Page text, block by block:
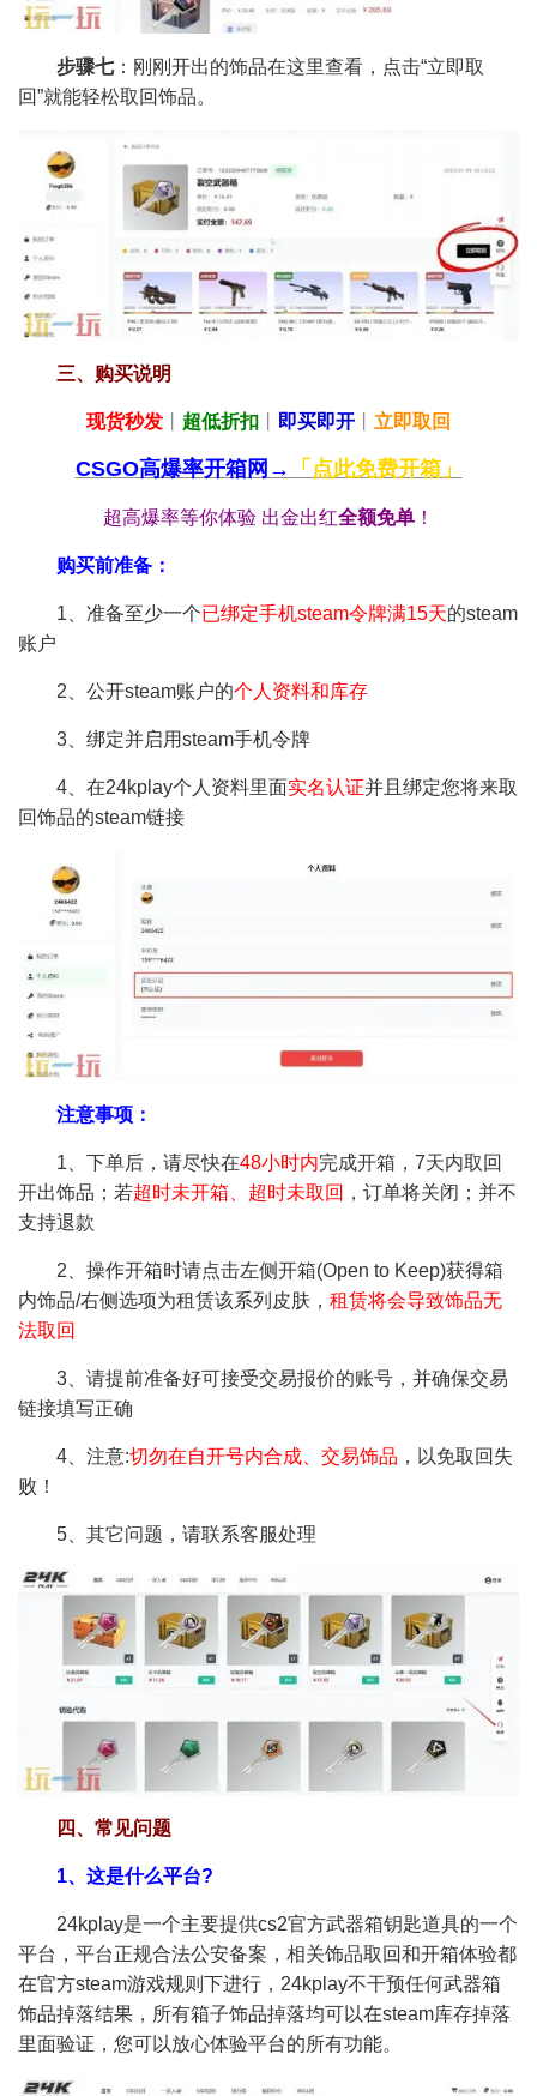
步骤七：刚刚开出的饰品在这里查看，点击“立即取
回”就能轻松取回饰品。
三、购买说明
现货秒发 超低折扣 即买即开 立即取回
CSGO高爆率开箱网→ 「点此免费开箱」
超高爆率等你体验 出金出红全额免单 ！
购买前准备：
1、准备至少一个已绑定手机steam令牌满15天的steam
账户
2、公开steam账户的个人资料和库存
3、绑定并启用steam手机令牌
4、在24kplay个人资料里面实名认证并且绑定您将来取
回饰品的steam链接
注意事项：
1、下单后，请尽快在48小时内完成开箱，7天内取回
开出饰品；若超时未开箱、超时未取回 ，订单将关闭；并不
支持退款
2、操作开箱时请点击左侧开箱(Open to Keep)获得箱
内饰品/右侧选项为租赁该系列皮肤， 租赁将会导致饰品无
法取回
3、请提前准备好可接受交易报价的账号，并确保交易
链接填写正确
4、注意:切勿在自开号内合成、交易饰品 ，以免取回失
败！
5、其它问题，请联系客服处理
四、常见问题
1、这是什么平台?
24kplay是一个主要提供cs2官方武器箱钥匙道具的一个
平台，平台正规合法公安备案，相关饰品取回和开箱体验都
在官方steam游戏规则下进行，24kplay不干预任何武器箱
饰品掉落结果，所有箱子饰品掉落均可以在steam库存掉落
里面验证，您可以放心体验平台的所有功能。